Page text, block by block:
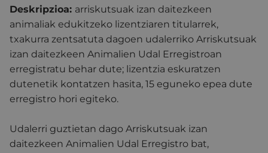
Deskripzioa: arriskutsuak izan daitezkeen
animaliak edukitzeko lizentziaren titularrek,
txakurra zentsatuta dagoen udalerriko Arriskutsuak
izan daitezkeen Animalien Udal Erregistroan
erregistratu behar dute; lizentzia eskuratzen
dutenetik kontatzen hasita, 15 eguneko epea dute
erregistro hori egiteko.
Udalerri guztietan dago Arriskutsuak izan
daitezkeen Animalien Udal Erregistro bat,